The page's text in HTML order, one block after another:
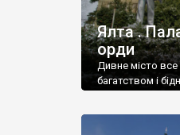
Ялта .
орди
Дивне місто
багатством і